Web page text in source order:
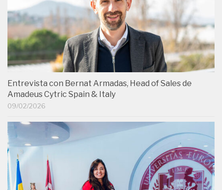
Entrevista con Bernat Armadas, Head of Sales de
Amadeus Cytric Spain & Italy
09/02/2026